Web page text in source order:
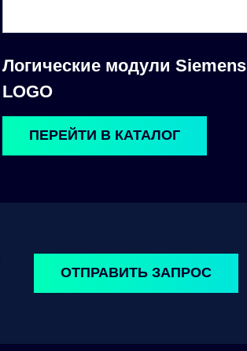
ОТПРАВИТЬ ЗАПРОС
Логические модули Siemens
LOGO
ПЕРЕЙТИ В КАТАЛОГ